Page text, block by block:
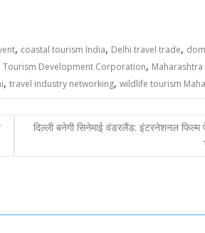
, coastal tourism India, Delhi travel trade,
Tourism Development Corporation,
, travel industry networking, wildlife tourism
दिल्ली बनेगी सिनेमाई वंडरलैंड: इंटरनेशनल